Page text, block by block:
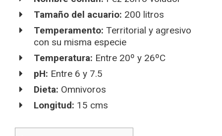
Tamaño del acuario: 200 litros
Temperamento: Territorial y agresivo
con su misma especie
Temperatura: Entre 20º y 26ºC
pH: Entre 6 y 7.5
Dieta: Omnivoros
Longitud: 15 cms